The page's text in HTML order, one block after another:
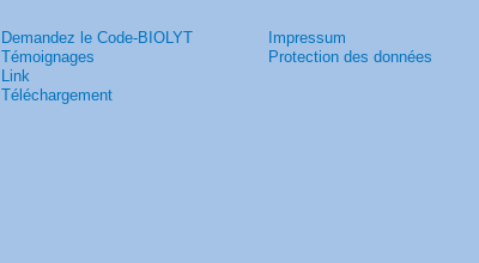
Demandez le Code-BIOLYT
Témoignages
Link
Téléchargement
Impressum
Protection des données